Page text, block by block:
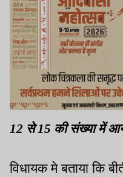
12 से 15 की संख्या में
विधायक मे बताया कि